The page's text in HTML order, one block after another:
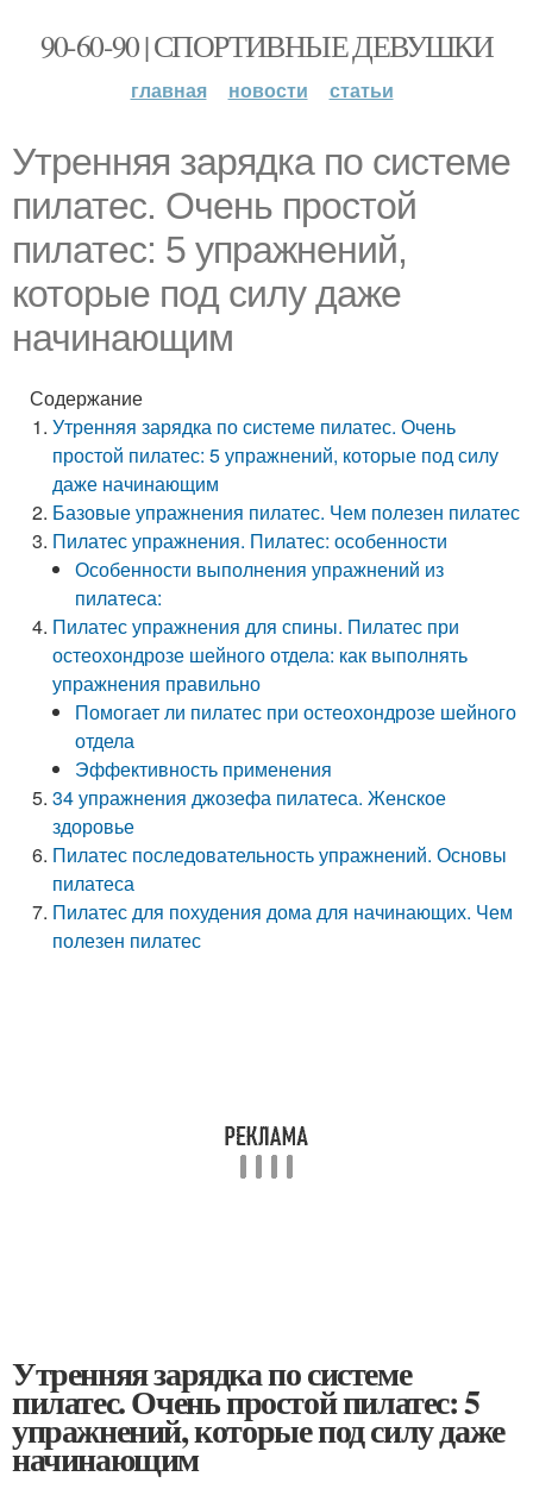
90-60-90 | СПОРТИВНЫЕ ДЕВУШКИ
главная новости статьи
Утренняя зарядка по системе
пилатес. Очень простой
пилатес: 5 упражнений,
которые под силу даже
начинающим
Содержание
Утренняя зарядка по системе пилатес. Очень
простой пилатес: 5 упражнений, которые под силу
даже начинающим
Базовые упражнения пилатес. Чем полезен пилатес
Пилатес упражнения. Пилатес: особенности
Особенности выполнения упражнений из
пилатеса:
Пилатес упражнения для спины. Пилатес при
остеохондрозе шейного отдела: как выполнять
упражнения правильно
Помогает ли пилатес при остеохондрозе шейного
отдела
Эффективность применения
34 упражнения джозефа пилатеса. Женское
здоровье
Пилатес последовательность упражнений. Основы
пилатеса
Пилатес для похудения дома для начинающих. Чем
полезен пилатес
Утренняя зарядка по системе
пилатес. Очень простой пилатес: 5
упражнений, которые под силу даже
начинающим